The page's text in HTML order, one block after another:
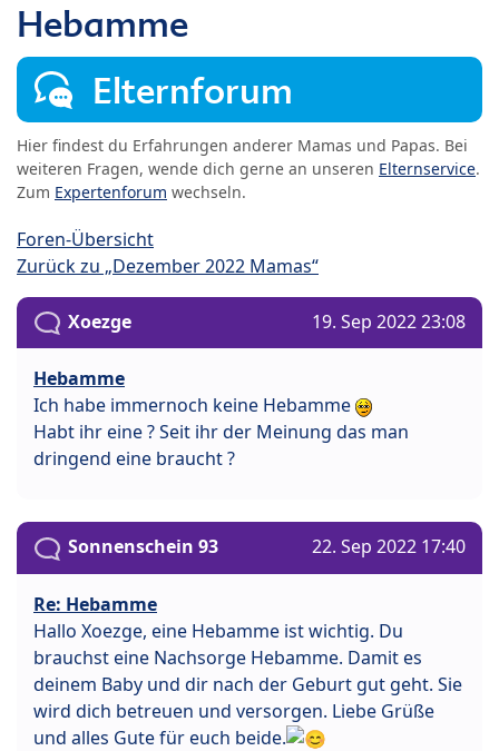
Hebamme
Elternforum
Hier findest du Erfahrungen anderer Mamas und Papas. Bei
weiteren Fragen, wende dich gerne an unseren Elternservice.
Zum Expertenforum wechseln.
Foren-Übersicht
Zurück zu „Dezember 2022 Mamas“
Xoezge 19. Sep 2022 23:08
Hebamme
Ich habe immernoch keine Hebamme
Habt ihr eine ? Seit ihr der Meinung das man
dringend eine braucht ?
Sonnenschein 93 22. Sep 2022 17:40
Re: Hebamme
Hallo Xoezge, eine Hebamme ist wichtig. Du
brauchst eine Nachsorge Hebamme. Damit es
deinem Baby und dir nach der Geburt gut geht. Sie
wird dich betreuen und versorgen. Liebe Grüße
und alles Gute für euch beide.